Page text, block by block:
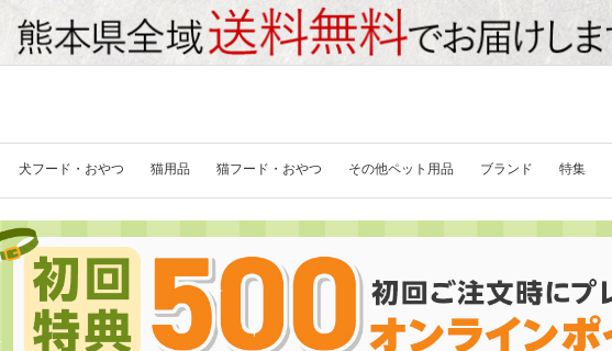
犬フード・おやつ 猫用品 猫フード・おやつ その他ペット用品 ブランド 特集